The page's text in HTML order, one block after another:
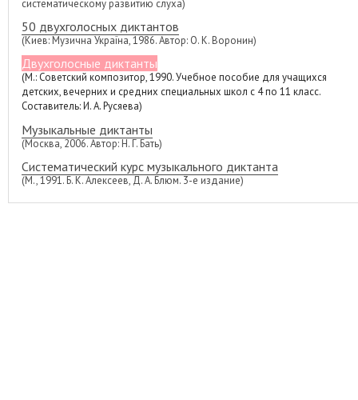
систематическому развитию слуха)
50 двухголосных диктантов
(Киев: Музична Україна, 1986. Автор: О. К. Воронин)
Двухголосные диктанты
(М.: Советский композитор, 1990. Учебное пособие для учащихся
детских, вечерних и средних специальных школ с 4 по 11 класс.
Составитель: И. А. Русяева)
Музыкальные диктанты
(Москва, 2006. Автор: Н. Г. Бать)
Систематический курс музыкального диктанта
(М., 1991. Б. К. Алексеев, Д. А. Блюм. 3-е издание)